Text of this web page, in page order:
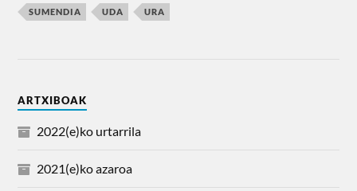
SUMENDIA UDA URA
ARTXIBOAK
2022(e)ko urtarrila
2021(e)ko azaroa